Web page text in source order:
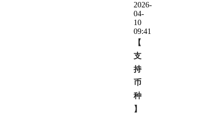
2026-
04-
10
09:41
【
支
持
币
种
】